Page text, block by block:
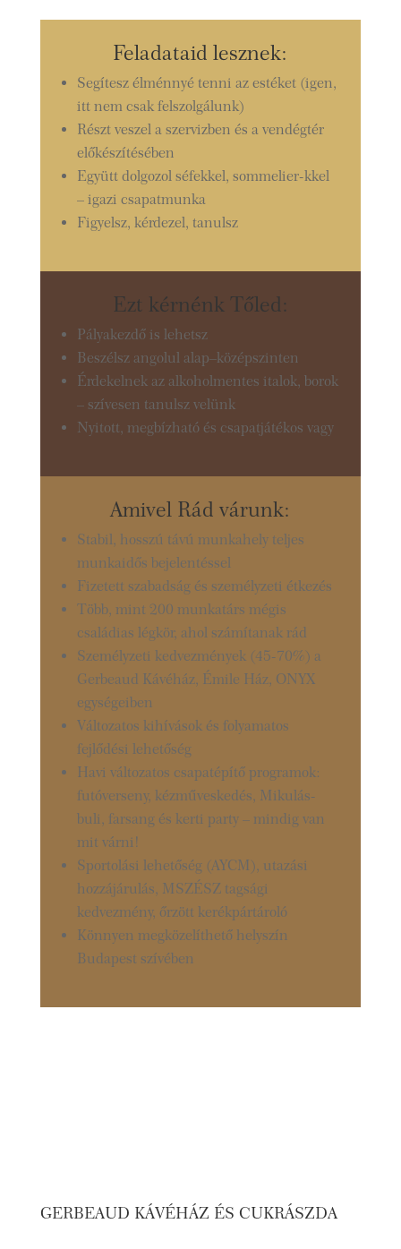
Feladataid lesznek:
Segítesz élménnyé tenni az estéket (igen,
itt nem csak felszolgálunk)
Részt veszel a szervizben és a vendégtér
előkészítésében
Együtt dolgozol séfekkel, sommelier-kkel
– igazi csapatmunka
Figyelsz, kérdezel, tanulsz
Ezt kérnénk Tőled:
Pályakezdő is lehetsz
Beszélsz angolul alap–középszinten
Érdekelnek az alkoholmentes italok, borok
– szívesen tanulsz velünk
Nyitott, megbízható és csapatjátékos vagy
Amivel Rád várunk:
Stabil, hosszú távú munkahely teljes
munkaidős bejelentéssel
Fizetett szabadság és személyzeti étkezés
Több, mint 200 munkatárs mégis
családias légkör, ahol számítanak rád
Személyzeti kedvezmények (45-70%) a
Gerbeaud Kávéház, Émile Ház, ONYX
egységeiben
Változatos kihívások és folyamatos
fejlődési lehetőség
Havi változatos csapatépítő programok:
futóverseny, kézműveskedés, Mikulás-
buli, farsang és kerti party – mindig van
mit várni!
Sportolási lehetőség (AYCM), utazási
hozzájárulás, MSZÉSZ tagsági
kedvezmény, őrzött kerékpártároló
Könnyen megközelíthető helyszín
Budapest szívében
GERBEAUD KÁVÉHÁZ ÉS CUKRÁSZDA